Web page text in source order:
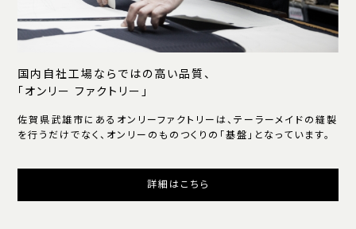
国内自社工場ならではの高い品質、
「オンリー ファクトリー」
佐賀県武雄市にあるオンリーファクトリーは、テーラーメイドの縫製
を行うだけでなく、オンリーのものつくりの「基盤」となっています。
詳細はこちら